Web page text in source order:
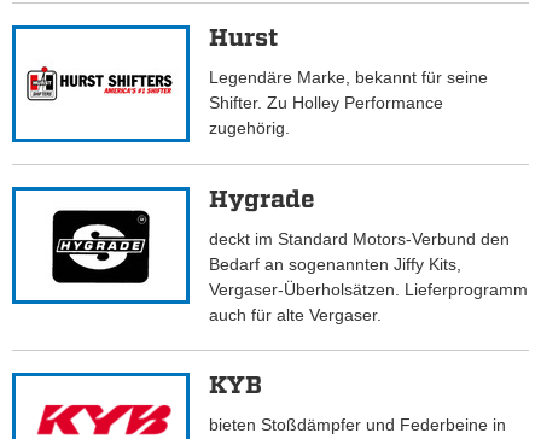
Hurst
Legendäre Marke, bekannt für seine
Shifter. Zu Holley Performance
zugehörig.
Hygrade
deckt im Standard Motors-Verbund den
Bedarf an sogenannten Jiffy Kits,
Vergaser-Überholsätzen. Lieferprogramm
auch für alte Vergaser.
KYB
bieten Stoßdämpfer und Federbeine in